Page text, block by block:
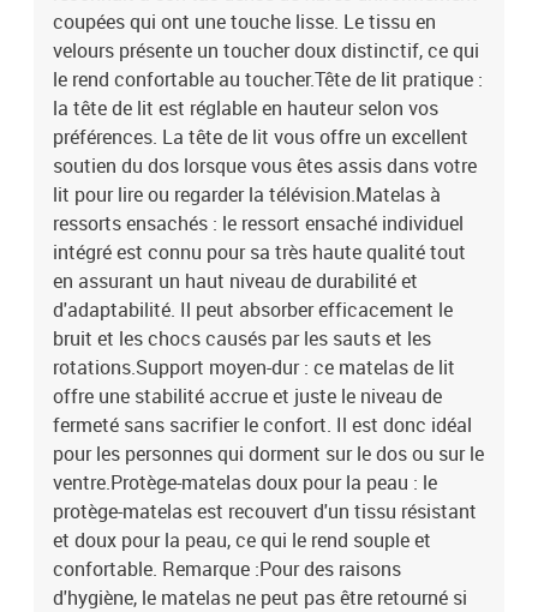
coupées qui ont une touche lisse. Le tissu en
velours présente un toucher doux distinctif, ce qui
le rend confortable au toucher.Tête de lit pratique :
la tête de lit est réglable en hauteur selon vos
préférences. La tête de lit vous offre un excellent
soutien du dos lorsque vous êtes assis dans votre
lit pour lire ou regarder la télévision.Matelas à
ressorts ensachés : le ressort ensaché individuel
intégré est connu pour sa très haute qualité tout
en assurant un haut niveau de durabilité et
d'adaptabilité. Il peut absorber efficacement le
bruit et les chocs causés par les sauts et les
rotations.Support moyen-dur : ce matelas de lit
offre une stabilité accrue et juste le niveau de
fermeté sans sacrifier le confort. Il est donc idéal
pour les personnes qui dorment sur le dos ou sur le
ventre.Protège-matelas doux pour la peau : le
protège-matelas est recouvert d'un tissu résistant
et doux pour la peau, ce qui le rend souple et
confortable. Remarque :Pour des raisons
d'hygiène, le matelas ne peut pas être retourné si